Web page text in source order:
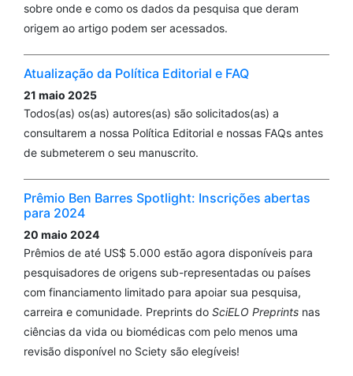
sobre onde e como os dados da pesquisa que deram
origem ao artigo podem ser acessados.
Atualização da Política Editorial e FAQ
21 maio 2025
Todos(as) os(as) autores(as) são solicitados(as) a
consultarem a nossa Política Editorial e nossas FAQs antes
de submeterem o seu manuscrito.
Prêmio Ben Barres Spotlight: Inscrições abertas
para 2024
20 maio 2024
Prêmios de até US$ 5.000 estão agora disponíveis para
pesquisadores de origens sub-representadas ou países
com financiamento limitado para apoiar sua pesquisa,
carreira e comunidade. Preprints do SciELO Preprints nas
ciências da vida ou biomédicas com pelo menos uma
revisão disponível no Sciety são elegíveis!